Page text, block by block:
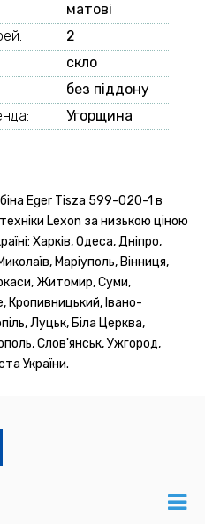
матові
2
скло
без піддону
Угорщина
Eger Tisza 599-020-1 в
Lexon за низькою ціною
Харків, Одеса, Дніпро,
Маріуполь, Вінниця,
Житомир, Суми,
Кропивницький, Івано-
Луцьк, Біла Церква,
Слов'янськ, Ужгород,
України.